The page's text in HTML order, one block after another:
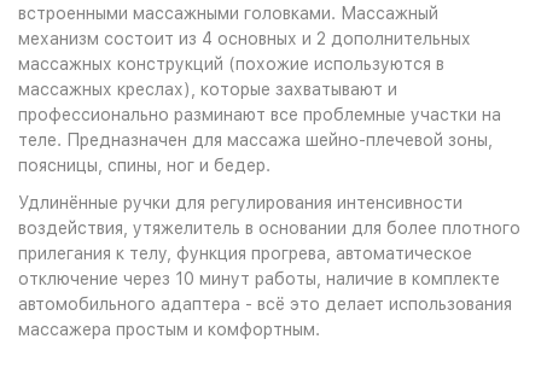
встроенными массажными головками. Массажный
механизм состоит из 4 основных и 2 дополнительных
массажных конструкций (похожие используются в
массажных креслах), которые захватывают и
профессионально разминают все проблемные участки на
теле. Предназначен для массажа шейно-плечевой зоны,
поясницы, спины, ног и бедер.
Удлинённые ручки для регулирования интенсивности
воздействия, утяжелитель в основании для более плотного
прилегания к телу, функция прогрева, автоматическое
отключение через 10 минут работы, наличие в комплекте
автомобильного адаптера - всё это делает использования
массажера простым и комфортным.